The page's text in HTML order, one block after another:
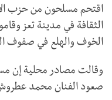
اقتحم مسلحون من حزب
الثقافة في مدينة تعز
الخوف والهلع في صفوف
وقالت مصادر محلية إن
صعود الفنان محمد